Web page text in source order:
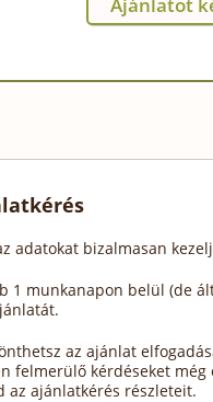
adatokat bizalmasan
1 munkanapon belül (de
az ajánlat
felmerülő kérdéseket még
ajánlatkérés részleteit.